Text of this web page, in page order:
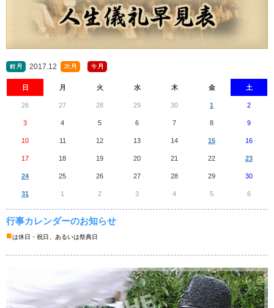
2017.12
日 月 火 水 木 金 土
26 27 28 29 30 1 2
3 4 5 6 7 8 9
10 11 12 13 14 15 16
17 18 19 20 21 22 23
24 25 26 27 28 29 30
31 1 2 3 4 5 6
行事カレンダーのお知らせ
■は休日・祝日、あるいは祭典日